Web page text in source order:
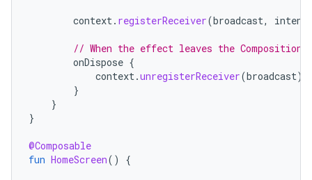
context. registerReceiver(broadcast,
// When the effect leaves the Composition,
onDispose {
context.unregisterReceiver(broadcast)
}
}
}
@Composable
fun HomeScreen() {